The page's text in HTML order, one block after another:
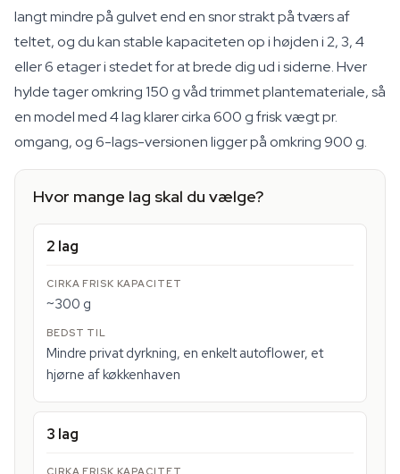
langt mindre på gulvet end en snor strakt på tværs af
teltet, og du kan stable kapaciteten op i højden i 2, 3, 4
eller 6 etager i stedet for at brede dig ud i siderne. Hver
hylde tager omkring 150 g våd trimmet plantemateriale, så
en model med 4 lag klarer cirka 600 g frisk vægt pr.
omgang, og 6-lags-versionen ligger på omkring 900 g.
Hvor mange lag skal du vælge?
2 lag
~300 g
Mindre privat dyrkning, en enkelt autoflower, et
hjørne af køkkenhaven
3 lag